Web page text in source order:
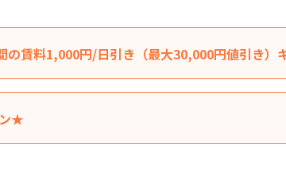
の賃料1,000円/日引き（最大30,000円値引き）
ら1,000円/日 引きさせていただきます。（最大
す。※延長・再契約の際は賃料の割引適用はなく
賃料半額・初期費用お値引き可能はお部屋もご
★